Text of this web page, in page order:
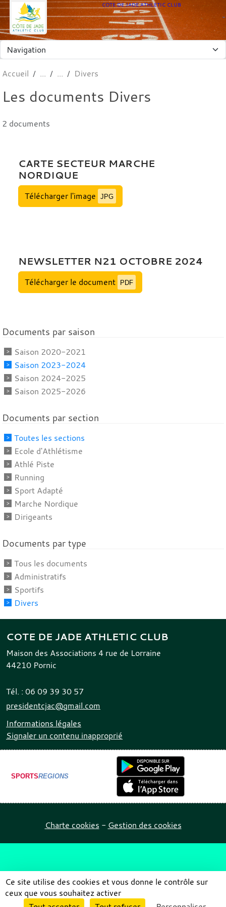
COTE DE JADE ATHLETIC CLUB
Accueil Divers
Les documents Divers
2 documents
CARTE SECTEUR MARCHE
NORDIQUE
Télécharger l'image JPG
NEWSLETTER N21 OCTOBRE 2024
Télécharger le document PDF
Documents par saison
Saison 2020-2021
Saison 2023-2024
Saison 2024-2025
Saison 2025-2026
Documents par section
Toutes les sections
Ecole d'Athlétisme
Athlé Piste
Running
Sport Adapté
Marche Nordique
Dirigeants
Documents par type
Tous les documents
Administratifs
Sportifs
Divers
COTE DE JADE ATHLETIC CLUB
Maison des Associations 4 rue de Lorraine
44210 Pornic
Tél. : 06 09 39 30 57
presidentcjac@gmail.com
Informations légales
Signaler un contenu inapproprié
SPORTSREGIONS
Charte cookies Gestion des cookies
Panneau de gestion des cookies
Ce site utilise des cookies et vous donne le contrôle sur
ceux que vous souhaitez activer